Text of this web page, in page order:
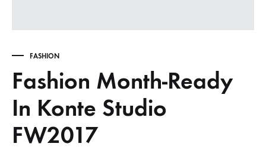
FASHION
Fashion Month-Ready
In Konte Studio
FW2017